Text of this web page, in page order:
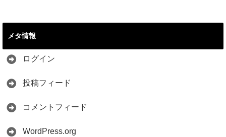
メタ情報
ログイン
投稿フィード
コメントフィード
WordPress.org